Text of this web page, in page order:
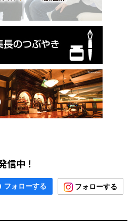
信中！